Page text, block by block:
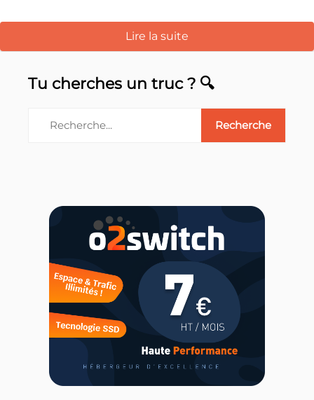
Lire la suite
Tu cherches un truc ? 🔍